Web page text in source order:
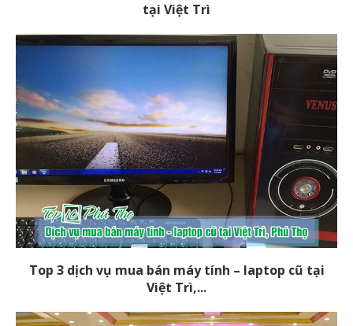
tại Việt Trì
Top 3 dịch vụ mua bán máy tính – laptop cũ tại
Việt Trì,...